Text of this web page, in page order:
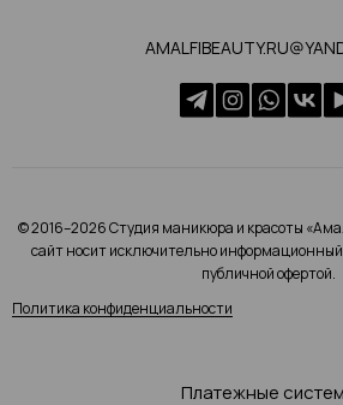
© 2016–2026 Студия маникюра и красоты
сайт носит исключительно информационный
публичной офертой.
Политика конфиденциальности
Платежные